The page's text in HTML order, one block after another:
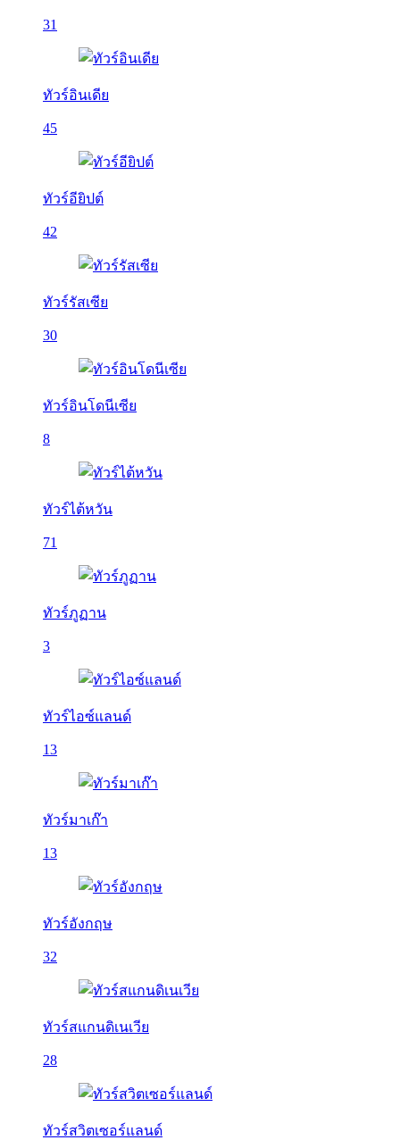
31
ทัวร์อินเดีย
45
ทัวร์อียิปต์
42
ทัวร์รัสเซีย
30
ทัวร์อินโดนีเซีย
8
ทัวร์ไต้หวัน
71
ทัวร์ภูฏาน
3
ทัวร์ไอซ์แลนด์
13
ทัวร์มาเก๊า
13
ทัวร์อังกฤษ
32
ทัวร์สแกนดิเนเวีย
28
ทัวร์สวิตเซอร์แลนด์